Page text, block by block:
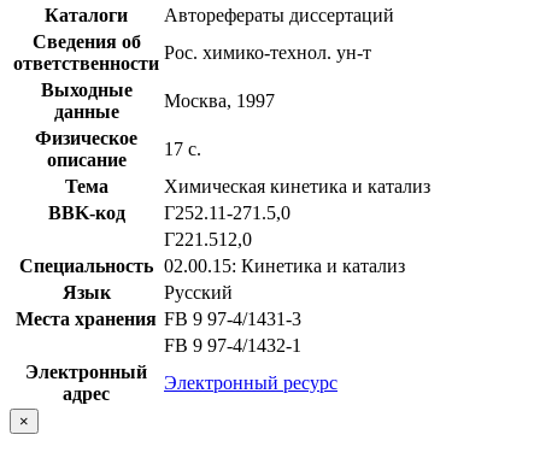
Каталоги
Авторефераты диссертаций
Сведения об
ответственности
Рос. химико-технол. ун-т
Выходные
данные
Москва, 1997
Физическое
описание
17 с.
Тема
Химическая кинетика и катализ
BBK-код
Г252.11-271.5,0
Г221.512,0
Специальность 02.00.15: Кинетика и катализ
Язык
Русский
Места хранения FB 9 97-4/1431-3
FB 9 97-4/1432-1
Электронный
адрес
Электронный ресурс
×